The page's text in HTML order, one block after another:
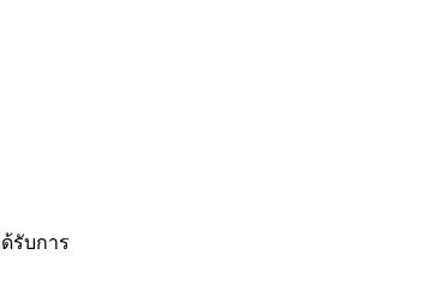
รับการ